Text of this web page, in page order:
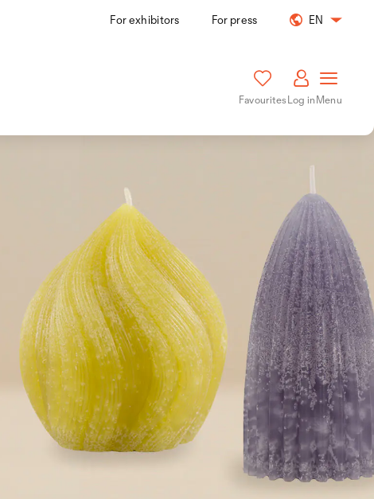
For exhibitors For press EN
FavouritesLog inMenu